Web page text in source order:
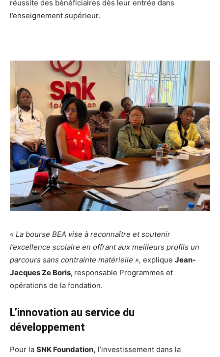
réussite des bénéficiaires dès leur entrée dans
l’enseignement supérieur.
« La bourse BEA vise à reconnaître et soutenir
l’excellence scolaire en offrant aux meilleurs profils un
parcours sans contrainte matérielle », explique Jean-
Jacques Ze Boris, responsable Programmes et
opérations de la fondation.
L’innovation au service du
développement
Pour la SNK Foundation, l’investissement dans la